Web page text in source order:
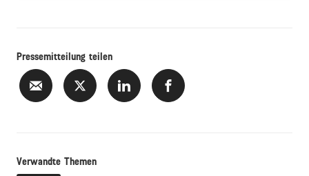
Pressemitteilung teilen
Verwandte Themen